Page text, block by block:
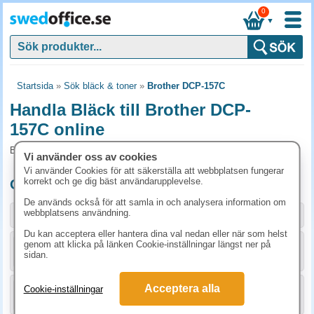
▼
0
Startsida» Sök bläck & toner» Brother DCP-157C
Handla Bläck till Brother DCP-
157C online
Bläck och tillbehör som passar till Brother DCP-157C
Originalprodukter till Brother DCP-157C
Storlek / info
LC970BK KÖP
LC970C 186.30 kr KÖP
Vi använder oss av cookies
Vi använder Cookies för att säkerställa att webbplatsen fungerar
korrekt och ge dig bäst användarupplevelse.
De används också för att samla in och analysera information om
webbplatsens användning.
Du kan acceptera eller hantera dina val nedan eller när som helst
genom att klicka på länken Cookie-inställningar längst ner på
sidan.
Cookie-inställningar Acceptera alla